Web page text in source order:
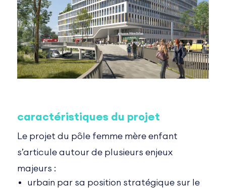
caractéristiques du projet
Le projet du pôle femme mère enfant
s’articule autour de plusieurs enjeux
majeurs :
urbain par sa position stratégique sur le